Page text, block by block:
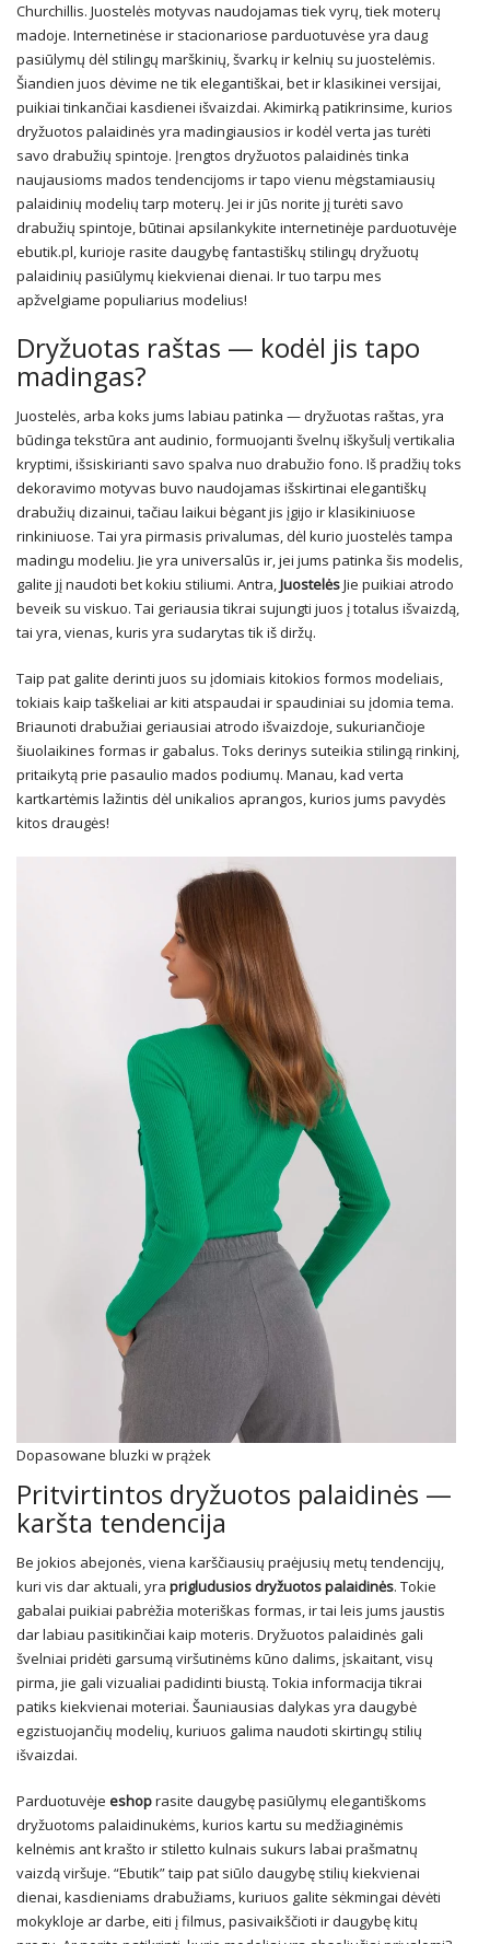
Churchillis. Juostelės motyvas naudojamas tiek vyrų, tiek moterų
madoje. Internetinėse ir stacionariose parduotuvėse yra daug
pasiūlymų dėl stilingų marškinių, švarkų ir kelnių su juostelėmis.
Šiandien juos dėvime ne tik elegantiškai, bet ir klasikinei versijai,
puikiai tinkančiai kasdienei išvaizdai. Akimirką patikrinsime, kurios
dryžuotos palaidinės yra madingiausios ir kodėl verta jas turėti
savo drabužių spintoje. Įrengtos dryžuotos palaidinės tinka
naujausioms mados tendencijoms ir tapo vienu mėgstamiausių
palaidinių modelių tarp moterų. Jei ir jūs norite jį turėti savo
drabužių spintoje, būtinai apsilankykite internetinėje parduotuvėje
ebutik.pl, kurioje rasite daugybę fantastiškų stilingų dryžuotų
palaidinių pasiūlymų kiekvienai dienai. Ir tuo tarpu mes
apžvelgiame populiarius modelius!
Dryžuotas raštas — kodėl jis tapo
madingas?
Juostelės, arba koks jums labiau patinka — dryžuotas raštas, yra
būdinga tekstūra ant audinio, formuojanti švelnų iškyšulį vertikalia
kryptimi, išsiskirianti savo spalva nuo drabužio fono. Iš pradžių toks
dekoravimo motyvas buvo naudojamas išskirtinai elegantiškų
drabužių dizainui, tačiau laikui bėgant jis įgijo ir klasikiniuose
rinkiniuose. Tai yra pirmasis privalumas, dėl kurio juostelės tampa
madingu modeliu. Jie yra universalūs ir, jei jums patinka šis modelis,
galite jį naudoti bet kokiu stiliumi. Antra,JuostelėsJie puikiai atrodo
beveik su viskuo. Tai geriausia tikrai sujungti juos į totalus išvaizdą,
tai yra, vienas, kuris yra sudarytas tik iš diržų.
Taip pat galite derinti juos su įdomiais kitokios formos modeliais,
tokiais kaip taškeliai ar kiti atspaudai ir spaudiniai su įdomia tema.
Briaunoti drabužiai geriausiai atrodo išvaizdoje, sukuriančioje
šiuolaikines formas ir gabalus. Toks derinys suteikia stilingą rinkinį,
pritaikytą prie pasaulio mados podiumų. Manau, kad verta
kartkartėmis lažintis dėl unikalios aprangos, kurios jums pavydės
kitos draugės!
Dopasowane bluzki w prążek
Pritvirtintos dryžuotos palaidinės —
karšta tendencija
Be jokios abejonės, viena karščiausių praėjusių metų tendencijų,
kuri vis dar aktuali, yra prigludusios dryžuotos palaidinės. Tokie
gabalai puikiai pabrėžia moteriškas formas, ir tai leis jums jaustis
dar labiau pasitikinčiai kaip moteris. Dryžuotos palaidinės gali
švelniai pridėti garsumą viršutinėms kūno dalims, įskaitant, visų
pirma, jie gali vizualiai padidinti biustą. Tokia informacija tikrai
patiks kiekvienai moteriai. Šauniausias dalykas yra daugybė
egzistuojančių modelių, kuriuos galima naudoti skirtingų stilių
išvaizdai.
Parduotuvėje eshoprasite daugybę pasiūlymų elegantiškoms
dryžuotoms palaidinukėms, kurios kartu su medžiaginėmis
kelnėmis ant krašto ir stiletto kulnais sukurs labai prašmatnų
vaizdą viršuje. “Ebutik” taip pat siūlo daugybę stilių kiekvienai
dienai, kasdieniams drabužiams, kuriuos galite sėkmingai dėvėti
mokykloje ar darbe, eiti į filmus, pasivaikščioti ir daugybę kitų